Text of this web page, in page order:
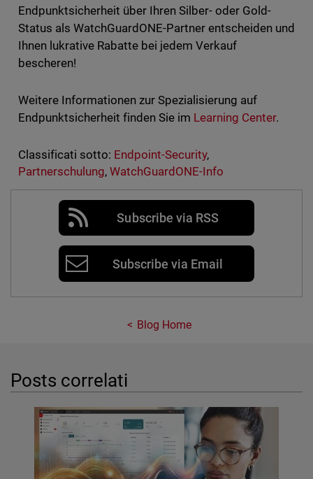
Endpunktsicherheit über Ihren Silber- oder Gold-
Status als WatchGuardONE-Partner entscheiden und
Ihnen lukrative Rabatte bei jedem Verkauf
bescheren!
Weitere Informationen zur Spezialisierung auf
Endpunktsicherheit finden Sie im Learning Center.
Classificati sotto: Endpoint-Security,
Partnerschulung, WatchGuardONE-Info
Subscribe via RSS
Subscribe via Email
Blog Home
Posts correlati